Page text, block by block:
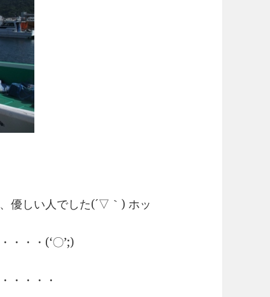
優しい人でした(´▽｀) ホッ
・・・(‘〇’;)
・・・・